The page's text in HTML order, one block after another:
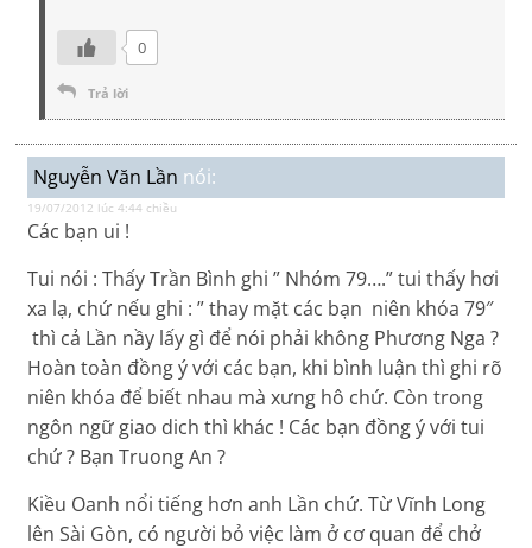
0
Trả lời
Nguyễn Văn Lần nói:
19/07/2012 lúc 4:44 chiều
Các bạn ui !
Tui nói : Thấy Trần Bình ghi ” Nhóm 79….” tui thấy hơi
xa lạ, chứ nếu ghi : ” thay mặt các bạn niên khóa 79″
thì cả Lần nầy lấy gì để nói phải không Phương Nga ?
Hoàn toàn đồng ý với các bạn, khi bình luận thì ghi rõ
niên khóa để biết nhau mà xưng hô chứ. Còn trong
ngôn ngữ giao dich thì khác ! Các bạn đồng ý với tui
chứ ? Bạn Truong An ?
Kiều Oanh nổi tiếng hơn anh Lần chứ. Từ Vĩnh Long
lên Sài Gòn, có người bỏ việc làm ở cơ quan để chở